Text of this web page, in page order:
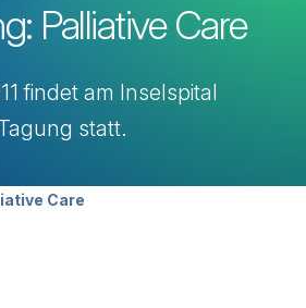
Palliative Care
findet am Inselspital
statt.
Care